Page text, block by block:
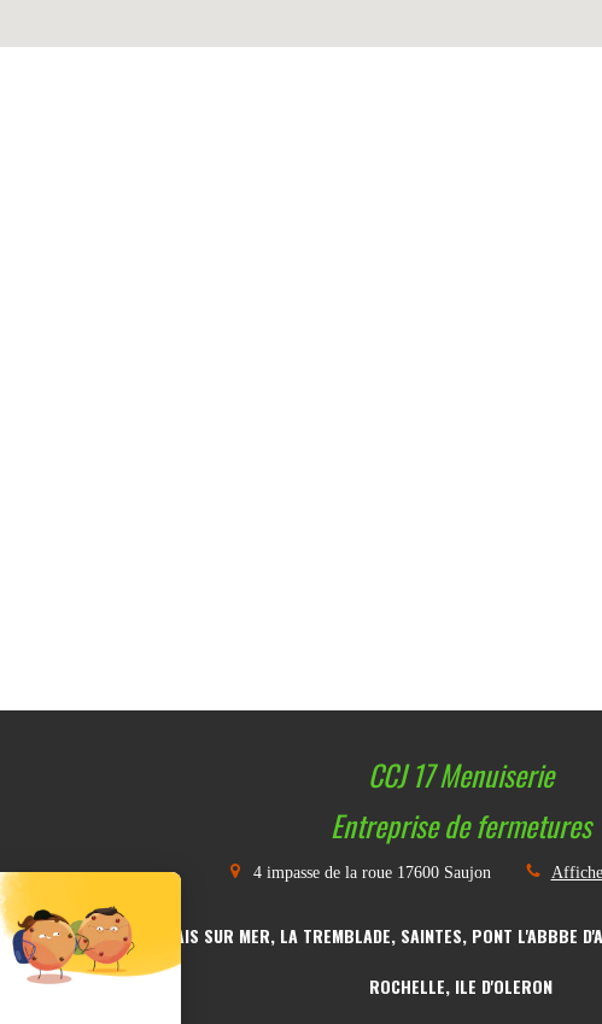
CCJ 17 Menuiserie
Entreprise de fermetures
4 impasse de la roue 17600 Saujon
SAUJON, ROYAN, ST PALAIS SUR MER, LA TREMBLADE, SAINTES, PONT L'ABBBE
ROCHELLE, ILE D'OLERON